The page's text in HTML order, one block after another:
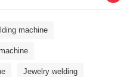
machine
Jewelry welding